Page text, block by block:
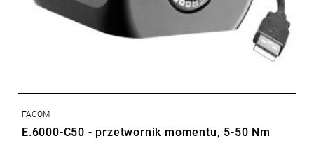
FACOM
E.6000-C50 - przetwornik momentu, 5-50 Nm